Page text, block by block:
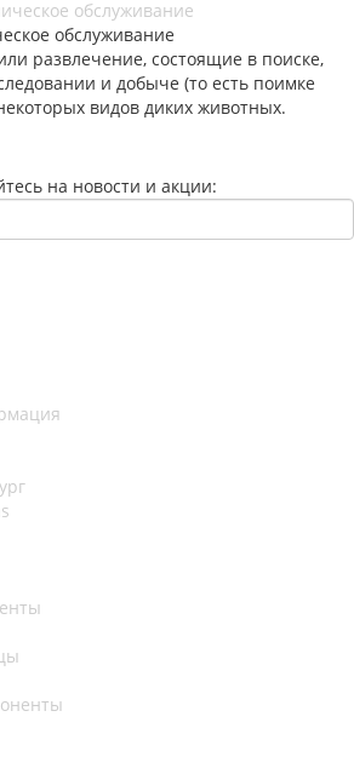
обслуживание
развлечение, состоящие в поиске,
и добыче (то есть поимке
видов диких животных.
на новости и акции: